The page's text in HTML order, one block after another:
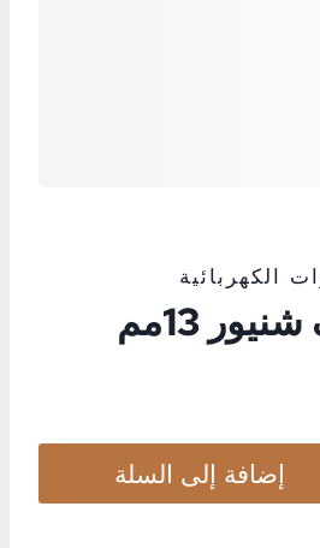
الكهربائية
13مم
إضافة إلى السلة